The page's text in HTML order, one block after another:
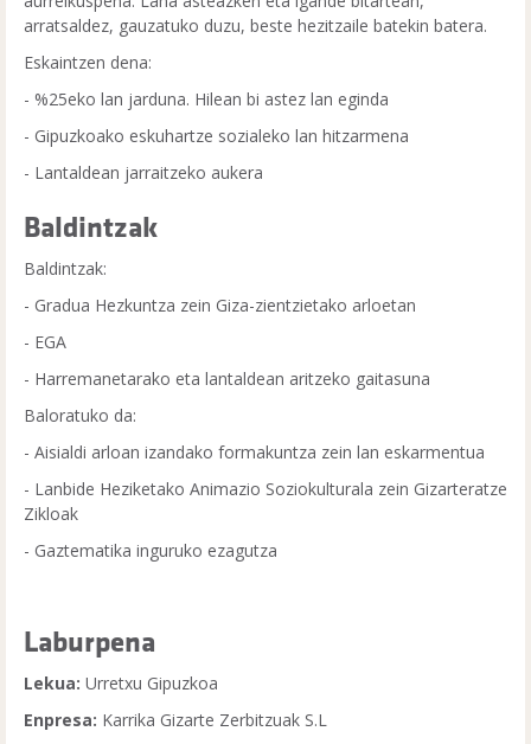
arratsaldez, gauzatuko duzu, beste hezitzaile batekin batera.
Eskaintzen dena:
- %25eko lan jarduna. Hilean bi astez lan eginda
- Gipuzkoako eskuhartze sozialeko lan hitzarmena
- Lantaldean jarraitzeko aukera
Baldintzak
Baldintzak:
- Gradua Hezkuntza zein Giza-zientzietako arloetan
- EGA
- Harremanetarako eta lantaldean aritzeko gaitasuna
Baloratuko da:
- Aisialdi arloan izandako formakuntza zein lan eskarmentua
- Lanbide Heziketako Animazio Soziokulturala zein Gizarteratze
Zikloak
- Gaztematika inguruko ezagutza
Laburpena
Lekua: Urretxu Gipuzkoa
Enpresa: Karrika Gizarte Zerbitzuak S.L